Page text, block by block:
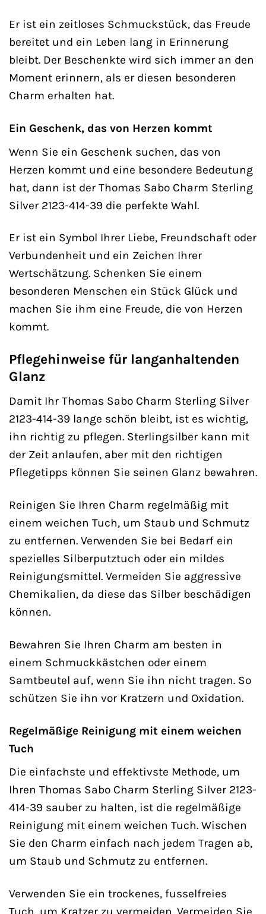
Er ist ein zeitloses Schmuckstück, das Freude
bereitet und ein Leben lang in Erinnerung
bleibt. Der Beschenkte wird sich immer an den
Moment erinnern, als er diesen besonderen
Charm erhalten hat.
Ein Geschenk, das von Herzen kommt
Wenn Sie ein Geschenk suchen, das von
Herzen kommt und eine besondere Bedeutung
hat, dann ist der Thomas Sabo Charm Sterling
Silver 2123-414-39 die perfekte Wahl.
Er ist ein Symbol Ihrer Liebe, Freundschaft oder
Verbundenheit und ein Zeichen Ihrer
Wertschätzung. Schenken Sie einem
besonderen Menschen ein Stück Glück und
machen Sie ihm eine Freude, die von Herzen
kommt.
Pflegehinweise für langanhaltenden
Glanz
Damit Ihr Thomas Sabo Charm Sterling Silver
2123-414-39 lange schön bleibt, ist es wichtig,
ihn richtig zu pflegen. Sterlingsilber kann mit
der Zeit anlaufen, aber mit den richtigen
Pflegetipps können Sie seinen Glanz bewahren.
Reinigen Sie Ihren Charm regelmäßig mit
einem weichen Tuch, um Staub und Schmutz
zu entfernen. Verwenden Sie bei Bedarf ein
spezielles Silberputztuch oder ein mildes
Reinigungsmittel. Vermeiden Sie aggressive
Chemikalien, da diese das Silber beschädigen
können.
Bewahren Sie Ihren Charm am besten in
einem Schmuckkästchen oder einem
Samtbeutel auf, wenn Sie ihn nicht tragen. So
schützen Sie ihn vor Kratzern und Oxidation.
Regelmäßige Reinigung mit einem weichen
Tuch
Die einfachste und effektivste Methode, um
Ihren Thomas Sabo Charm Sterling Silver 2123-
414-39 sauber zu halten, ist die regelmäßige
Reinigung mit einem weichen Tuch. Wischen
Sie den Charm einfach nach jedem Tragen ab,
um Staub und Schmutz zu entfernen.
Verwenden Sie ein trockenes, fusselfreies